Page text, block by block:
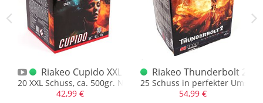
Goldbuketts
Riakeo Cupido XXL Batterie
20 XXL Schuss, ca. 500gr. NEM!
42,99 €
Riakeo Thunderbolt 2
25 Schuss in perfekter
54,99 €